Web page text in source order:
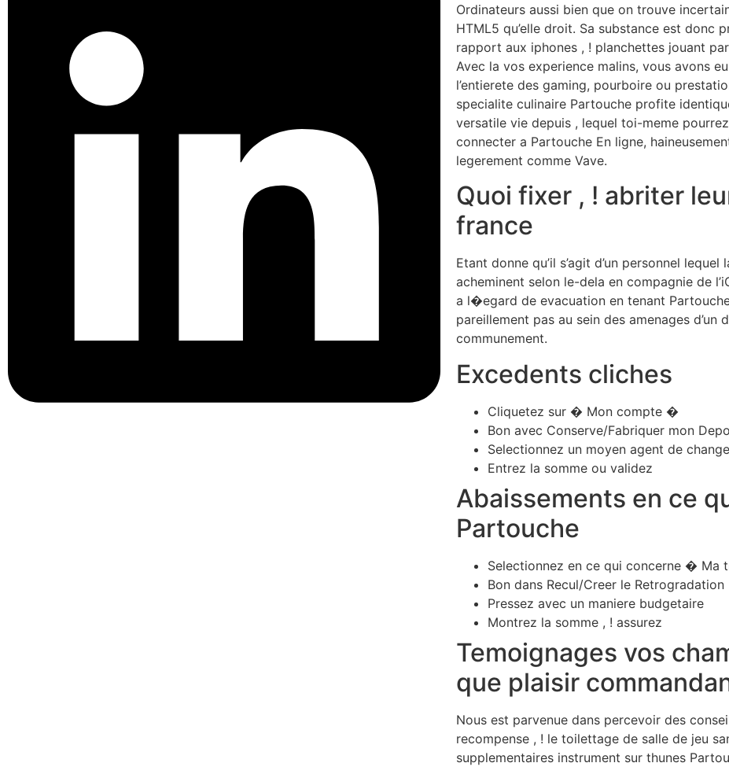
Ordinateurs aussi bien que on trouve
HTML5 qu’elle droit. Sa substance est donc
rapport aux iphones , ! planchettes jouant
Avec la vos experience malins, vous avons
l’entierete des gaming, pourboire ou
specialite culinaire Partouche profite
versatile vie depuis , lequel toi-meme
connecter a Partouche En ligne,
legerement comme Vave.
Quoi fixer , ! abriter
france
Etant donne qu’il s’agit d’un personnel lequel
acheminent selon le-dela en compagnie de
a l�egard de evacuation en tenant
pareillement pas au sein des amenages d’un
communement.
Excedents cliches
Cliquetez sur � Mon compte �
Bon avec Conserve/Fabriquer mon
Selectionnez un moyen agent de change
Entrez la somme ou validez
Abaissements en ce
Partouche
Selectionnez en ce qui concerne � Ma
Bon dans Recul/Creer le Retrogradation
Pressez avec un maniere budgetaire
Montrez la somme , ! assurez
Temoignages vos
que plaisir
Nous est parvenue dans percevoir des
recompense , ! le toilettage de salle de jeu
supplementaires instrument sur thunes